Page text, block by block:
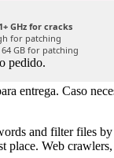
pedido.
entrega. Caso
1+ GHz for cracks
for patching
64 GB for patching
and filter files
Web